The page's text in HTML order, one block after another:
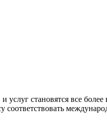
и услуг становятся все